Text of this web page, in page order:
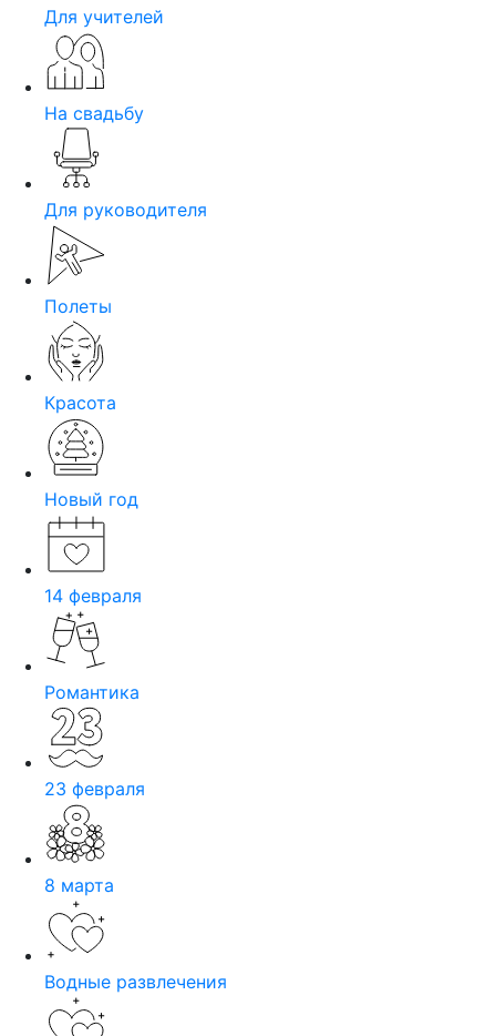
Для учителей
На свадьбу
Для руководителя
Полеты
Красота
Новый год
14 февраля
Романтика
23 февраля
8 марта
Водные развлечения